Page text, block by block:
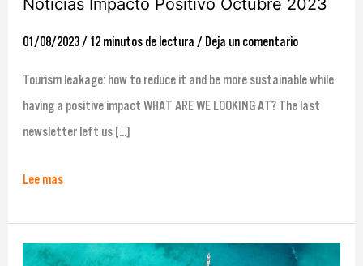
Noticias Impacto Positivo Octubre 2023
01/08/2023 / 12 minutos de lectura / Deja un comentario
Tourism leakage: how to reduce it and be more sustainable while
having a positive impact WHAT ARE WE LOOKING AT? The last
newsletter left us […]
Lee mas
Resumen